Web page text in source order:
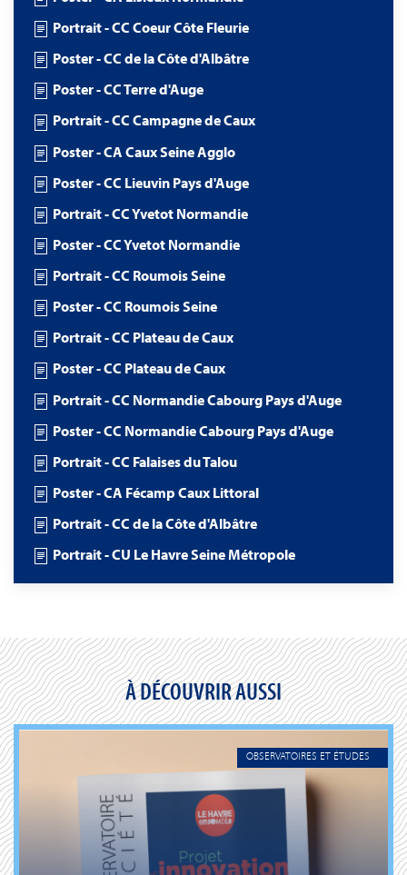
Portrait - CC Coeur Côte Fleurie
Poster - CC de la Côte d'Albâtre
Poster - CC Terre d'Auge
Portrait - CC Campagne de Caux
Poster - CA Caux Seine Agglo
Poster - CC Lieuvin Pays d'Auge
Portrait - CC Yvetot Normandie
Poster - CC Yvetot Normandie
Portrait - CC Roumois Seine
Poster - CC Roumois Seine
Portrait - CC Plateau de Caux
Poster - CC Plateau de Caux
Portrait - CC Normandie Cabourg Pays d'Auge
Poster - CC Normandie Cabourg Pays d'Auge
Portrait - CC Falaises du Talou
Poster - CA Fécamp Caux Littoral
Portrait - CC de la Côte d'Albâtre
Portrait - CU Le Havre Seine Métropole
À DÉCOUVRIR AUSSI
OBSERVATOIRES ET ÉTUDES